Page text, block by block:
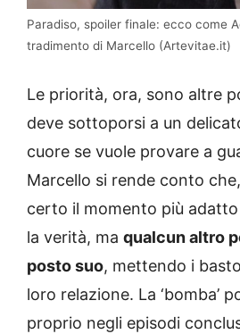
Paradiso, spoiler finale: ecco come
tradimento di Marcello (Artevitae.it)
Le priorità, ora, sono altre
deve sottoporsi a un
cuore se vuole provare a
Marcello si rende conto
certo il momento più
la verità, ma qualcun altro
posto suo, mettendo i
loro relazione. La ‘bomba’
proprio negli episodi